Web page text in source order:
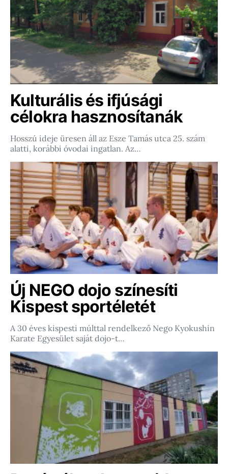
Kulturális és ifjúsági
célokra hasznosítanák
Hosszú ideje üresen áll az Esze Tamás utca 25. szám
alatti, korábbi óvodai ingatlan. Az…
Új NEGO dojo színesíti
Kispest sportéletét
A 30 éves kispesti múlttal rendelkező Nego Kyokushin
Karate Egyesület saját dojo-t…